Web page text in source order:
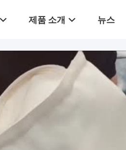
제품 소개 뉴스